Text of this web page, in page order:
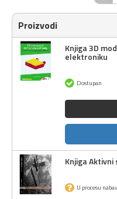
Proizvodi
Knjiga 3D
elektroniku
Dostupan
Knjiga
U procesu